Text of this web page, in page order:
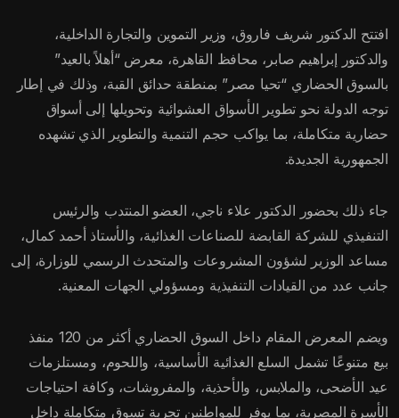
افتتح الدكتور شريف فاروق، وزير التموين والتجارة الداخلية،
والدكتور إبراهيم صابر، محافظ القاهرة، معرض “أهلاً بالعيد”
بالسوق الحضاري “تحيا مصر” بمنطقة حدائق القبة، وذلك في إطار
توجه الدولة نحو تطوير الأسواق العشوائية وتحويلها إلى أسواق
حضارية متكاملة، بما يواكب حجم التنمية والتطوير الذي تشهده
الجمهورية الجديدة.
جاء ذلك بحضور الدكتور علاء ناجي، العضو المنتدب والرئيس
التنفيذي للشركة القابضة للصناعات الغذائية، والأستاذ أحمد كمال،
مساعد الوزير لشؤون المشروعات والمتحدث الرسمي للوزارة، إلى
جانب عدد من القيادات التنفيذية ومسؤولي الجهات المعنية.
ويضم المعرض المقام داخل السوق الحضاري أكثر من 120 منفذ
بيع متنوعًا تشمل السلع الغذائية الأساسية، واللحوم، ومستلزمات
عيد الأضحى، والملابس، والأحذية، والمفروشات، وكافة احتياجات
الأسرة المصرية، بما يوفر للمواطنين تجربة تسوق متكاملة داخل